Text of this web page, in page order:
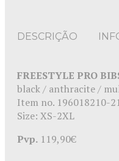
DESCRIÇÃO
FREESTYLE PRO
black / anthracite /
Item no. 196018210-
Size: XS-2XL
Pvp. 119,90€